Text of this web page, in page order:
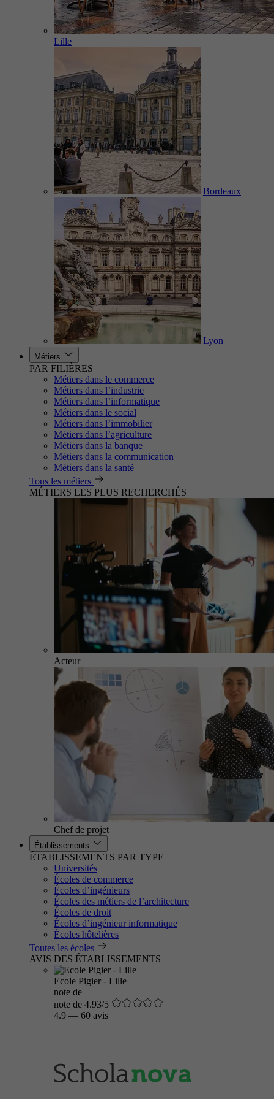
Lille
Bordeaux
Lyon
Métiers
PAR FILIÈRES
Métiers dans le commerce
Métiers dans l’industrie
Métiers dans l’informatique
Métiers dans le social
Métiers dans l’immobilier
Métiers dans l’agriculture
Métiers dans la banque
Métiers dans la communication
Métiers dans la santé
Tous les métiers
MÉTIERS LES PLUS RECHERCHÉS
Acteur
Chef de projet
Établissements
ÉTABLISSEMENTS PAR TYPE
Universités
Écoles de commerce
Écoles d’ingénieurs
Écoles des métiers de l’architecture
Écoles de droit
Écoles d’ingénieur informatique
Écoles hôtelières
Toutes les écoles
AVIS DES ÉTABLISSEMENTS
Ecole Pigier - Lille
note de
note de 4.93/5
4.9 — 60 avis